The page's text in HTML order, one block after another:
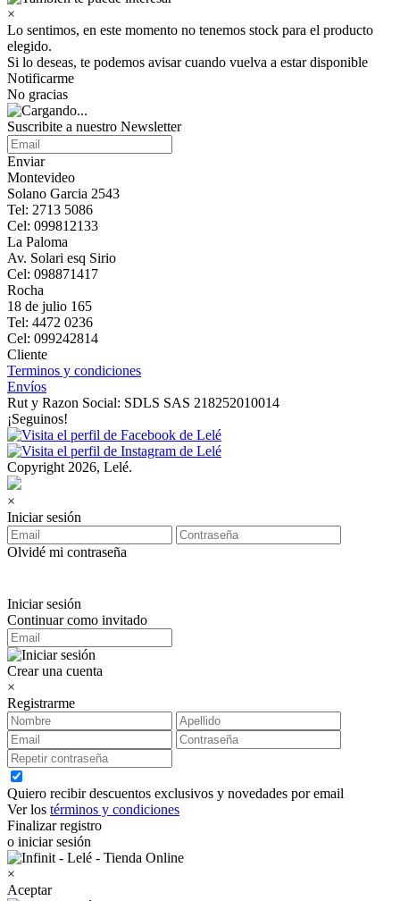
×
Lo sentimos, en este momento no tenemos stock para el producto
elegido.
Si lo deseas, te podemos avisar cuando vuelva a estar disponible
Notificarme
No gracias
Suscribite a nuestro Newsletter
Enviar
Montevideo
Solano Garcia 2543
Tel: 2713 5086
Cel: 099812133
La Paloma
Av. Solari esq Sirio
Cel: 098871417
Rocha
18 de julio 165
Tel: 4472 0236
Cel: 099242814
Cliente
Terminos y condiciones
Envíos
Rut y Razon Social: SDLS SAS 218252010014
¡Seguinos!
Copyright 2026, Lelé.
×
Iniciar sesión
Olvidé mi contraseña
Iniciar sesión
Continuar como invitado
Crear una cuenta
×
Registrarme
Quiero recibir descuentos exclusivos y novedades por email
Ver los términos y condiciones
Finalizar registro
o iniciar sesión
×
Aceptar